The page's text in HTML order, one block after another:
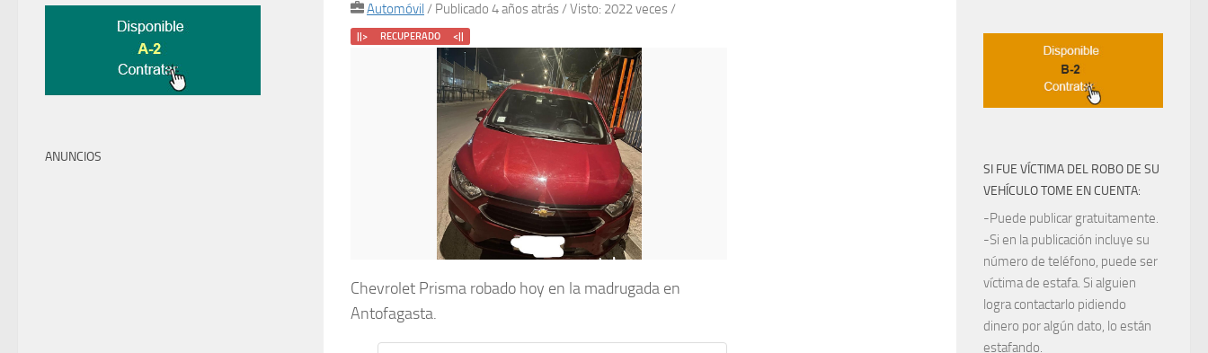
Automóvil / Publicado 4 años atrás/ Visto: 2022 veces /
||> RECUPERADO <||
Chevrolet Prisma robado hoy en la madrugada en
Antofagasta.
ANUNCIOS
SI FUE VÍCTIMA DEL ROBO DE SU
VEHÍCULO TOME EN CUENTA:
-Puede publicar gratuitamente.
-Si en la publicación incluye su
número de teléfono, puede ser
víctima de estafa. Si alguien
logra contactarlo pidiendo
dinero por algún dato, lo están
estafando.